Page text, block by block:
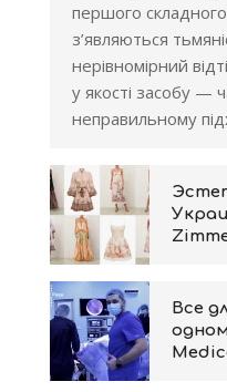
першого
з’являються
нерівномірний
у якості засобу —
неправильному
Все